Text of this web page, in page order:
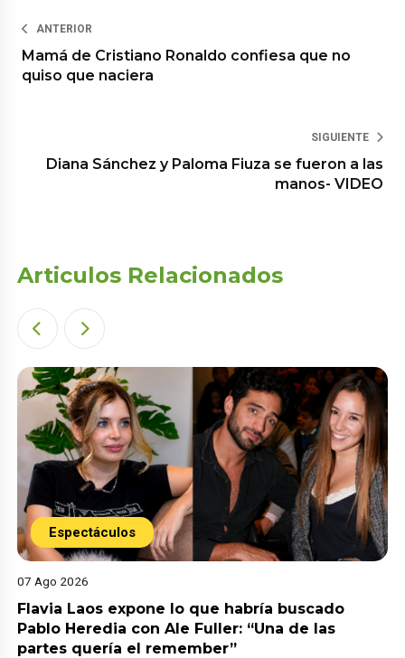
ANTERIOR
Mamá de Cristiano Ronaldo confiesa que no
quiso que naciera
SIGUIENTE
Diana Sánchez y Paloma Fiuza se fueron a las
manos- VIDEO
Articulos Relacionados
Espectáculos
07 Ago 2026
Flavia Laos expone lo que habría buscado
Pablo Heredia con Ale Fuller: “Una de las
partes quería el remember”